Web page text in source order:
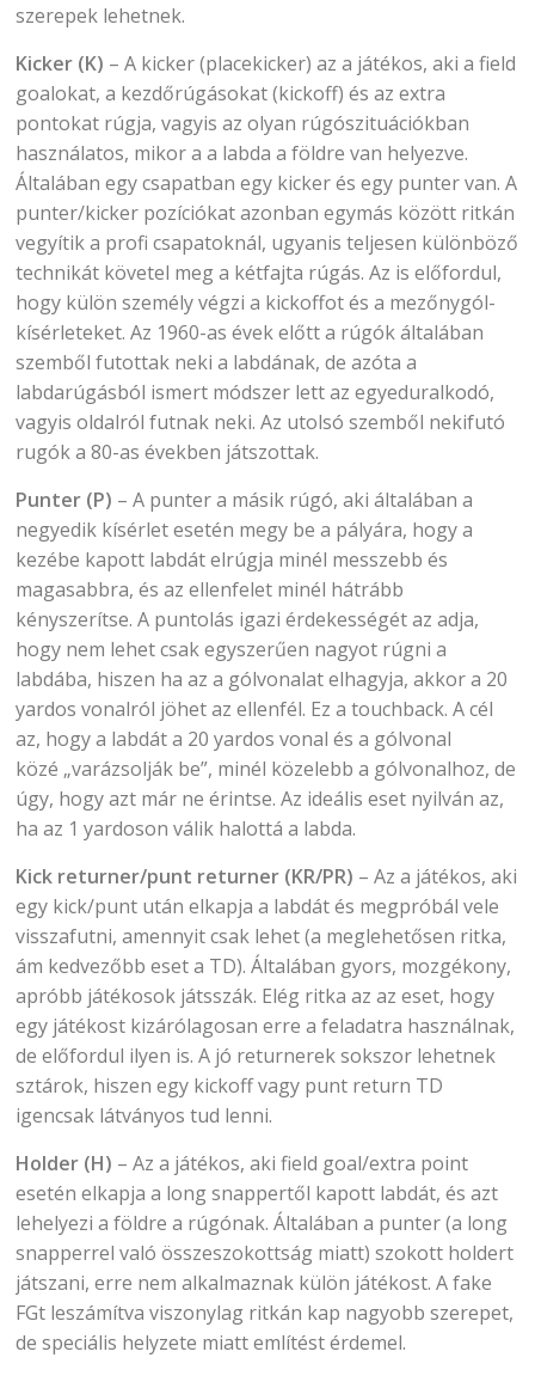
szerepek lehetnek.
Kicker (K) – A kicker (placekicker) az a játékos, aki a field
goalokat, a kezdőrúgásokat (kickoff) és az extra
pontokat rúgja, vagyis az olyan rúgószituációkban
használatos, mikor a a labda a földre van helyezve.
Általában egy csapatban egy kicker és egy punter van. A
punter/kicker pozíciókat azonban egymás között ritkán
vegyítik a profi csapatoknál, ugyanis teljesen különböző
technikát követel meg a kétfajta rúgás. Az is előfordul,
hogy külön személy végzi a kickoffot és a mezőnygól-
kísérleteket. Az 1960-as évek előtt a rúgók általában
szemből futottak neki a labdának, de azóta a
labdarúgásból ismert módszer lett az egyeduralkodó,
vagyis oldalról futnak neki. Az utolsó szemből nekifutó
rugók a 80-as években játszottak.
Punter (P) – A punter a másik rúgó, aki általában a
negyedik kísérlet esetén megy be a pályára, hogy a
kezébe kapott labdát elrúgja minél messzebb és
magasabbra, és az ellenfelet minél hátrább
kényszerítse. A puntolás igazi érdekességét az adja,
hogy nem lehet csak egyszerűen nagyot rúgni a
labdába, hiszen ha az a gólvonalat elhagyja, akkor a 20
yardos vonalról jöhet az ellenfél. Ez a touchback. A cél
az, hogy a labdát a 20 yardos vonal és a gólvonal
közé „varázsolják be”, minél közelebb a gólvonalhoz, de
úgy, hogy azt már ne érintse. Az ideális eset nyilván az,
ha az 1 yardoson válik halottá a labda.
Kick returner/punt returner (KR/PR) – Az a játékos, aki
egy kick/punt után elkapja a labdát és megpróbál vele
visszafutni, amennyit csak lehet (a meglehetősen ritka,
ám kedvezőbb eset a TD). Általában gyors, mozgékony,
apróbb játékosok játsszák. Elég ritka az az eset, hogy
egy játékost kizárólagosan erre a feladatra használnak,
de előfordul ilyen is. A jó returnerek sokszor lehetnek
sztárok, hiszen egy kickoff vagy punt return TD
igencsak látványos tud lenni.
Holder (H) – Az a játékos, aki field goal/extra point
esetén elkapja a long snappertől kapott labdát, és azt
lehelyezi a földre a rúgónak. Általában a punter (a long
snapperrel való összeszokottság miatt) szokott holdert
játszani, erre nem alkalmaznak külön játékost. A fake
FGt leszámítva viszonylag ritkán kap nagyobb szerepet,
de speciális helyzete miatt említést érdemel.